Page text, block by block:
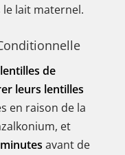
lait maternel.
lentilles de
leurs lentilles
en raison de la
et
avant de